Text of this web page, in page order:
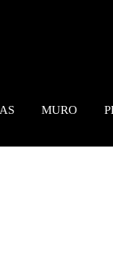
MURO